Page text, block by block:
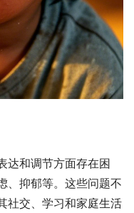
达和调节方面存在困
、抑郁等。这些问题不
社交、学习和家庭生活